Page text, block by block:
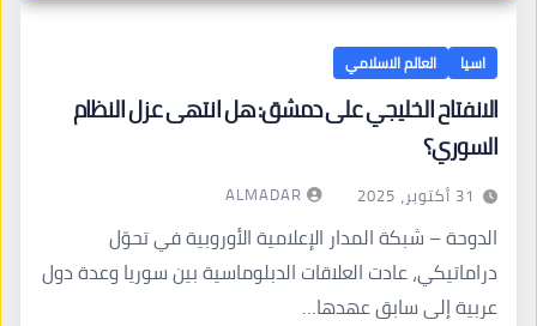
اسيا العالم الاسلامي
الانفتاح الخليجي على دمشق: هل انتهى عزل النظام
السوري؟
31 أكتوبر، 2025 ALMADAR
الدوحة – شبكة المدار الإعلامية الأوروبية في تحوّل
دراماتيكي، عادت العلاقات الدبلوماسية بين سوريا وعدة دول
عربية إلى سابق عهدها…